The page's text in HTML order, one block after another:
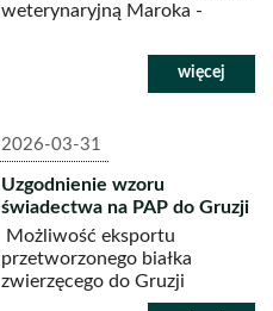
weterynaryjną Maroka -
2026-03-31
Uzgodnienie wzoru
świadectwa na PAP do Gruzji
Możliwość eksportu
przetworzonego białka
zwierzęcego do Gruzji